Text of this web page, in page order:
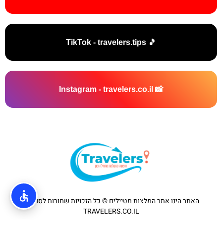
🎵 TikTok - travelers.tips
📸 Instagram - travelers.co.il
האתר הינו אתר המלצות מטיילים © כל הזכויות שמורות לסוכנות
TRAVELERS.CO.IL